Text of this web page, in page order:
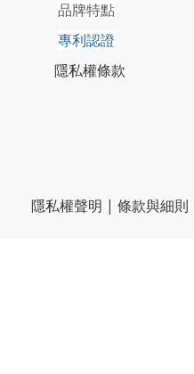
品牌特點
專利認證
隱私權條款
隱私權聲明 | 條款與細則